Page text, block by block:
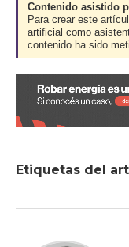
Contenido asistido
Para crear este
artificial como
contenido ha sido
Etiquetas del